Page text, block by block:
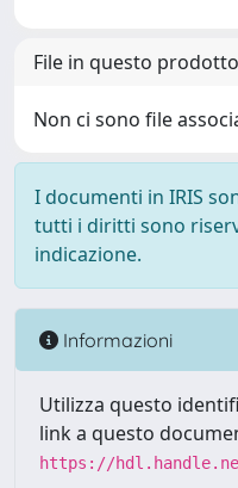
File in questo
Non ci sono file
I documenti in IRIS
tutti i diritti sono
indicazione.
Informazioni
Utilizza questo
link a questo
https://